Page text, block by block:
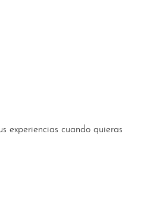
experiencias cuando quieras